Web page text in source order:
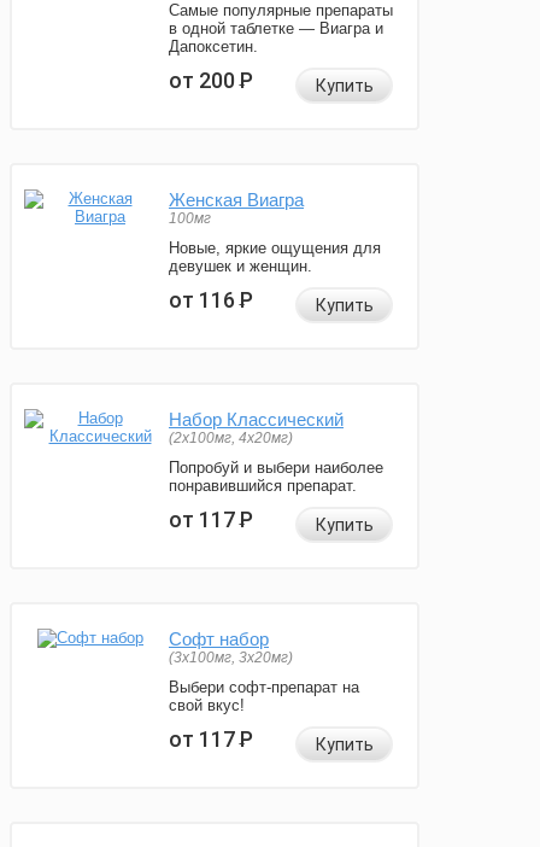
Самые популярные препараты
в одной таблетке — Виагра и
Дапоксетин.
от 200Р Купить
Женская Виагра
100мг
Новые, яркие ощущения для
девушек и женщин.
от 116Р Купить
Набор Классический
(2x100мг, 4x20мг)
Попробуй и выбери наиболее
понравившийся препарат.
от 117Р Купить
Софт набор
(3x100мг, 3x20мг)
Выбери софт-препарат на
свой вкус!
от 117Р Купить